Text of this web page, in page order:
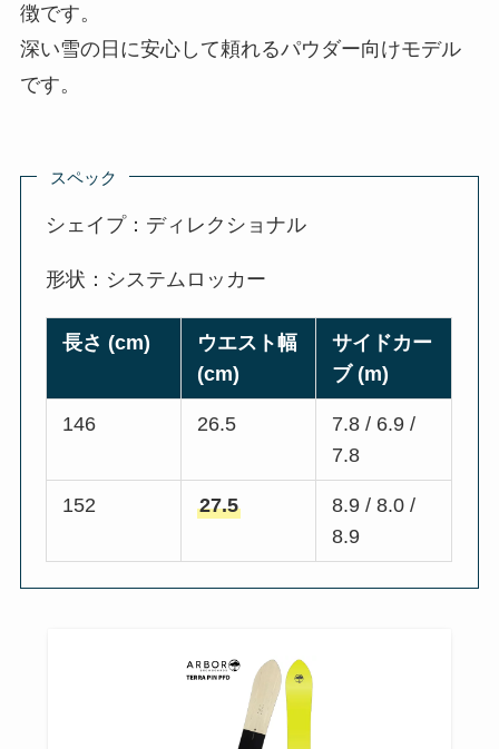
徴です。
深い雪の日に安心して頼れるパウダー向けモデル
です。
スペック
シェイプ：ディレクショナル
形状：システムロッカー
長さ (cm)
ウエスト幅
(cm)
サイドカー
ブ (m)
146 26.5
7.8 / 6.9 /
7.8
152 27.5
8.9 / 8.0 /
8.9